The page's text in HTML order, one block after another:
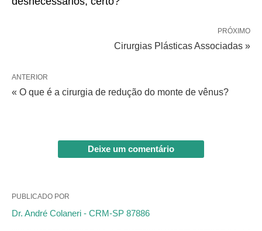
PRÓXIMO
Cirurgias Plásticas Associadas »
ANTERIOR
« O que é a cirurgia de redução do monte de vênus?
Deixe um comentário
PUBLICADO POR
Dr. André Colaneri - CRM-SP 87886